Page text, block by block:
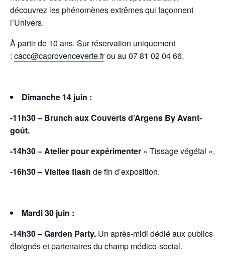
découvrez les phénomènes extrêmes qui façonnent
l’Univers.
À partir de 10 ans. Sur réservation uniquement
: cacc@caprovenceverte.frou au 07 81 02 04 66.
Dimanche 14 juin :
-11h30 – Brunch aux Couverts d’Argens By Avant-
goût.
-14h30– Atelier pour expérimenter « Tissage végétal ».
-16h30– Visites flash de fin d’exposition.
Mardi 30 juin :
-14h30 – Garden Party. Un après-midi dédié aux publics
éloignés et partenaires du champ médico‑social.